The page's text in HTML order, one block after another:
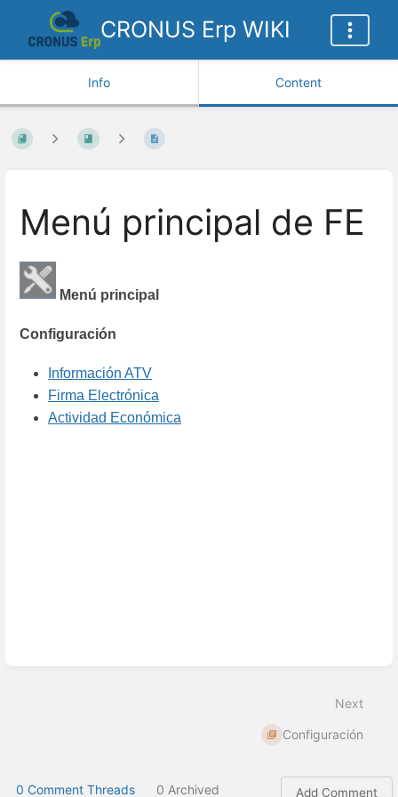
CRONUS Erp WIKI
Info Content
Menú principal de FE
Menú principal
Configuración
Información ATV
Firma Electrónica
Actividad Económica
Next
Configuración
0 Comment Threads 0 Archived Add Comment